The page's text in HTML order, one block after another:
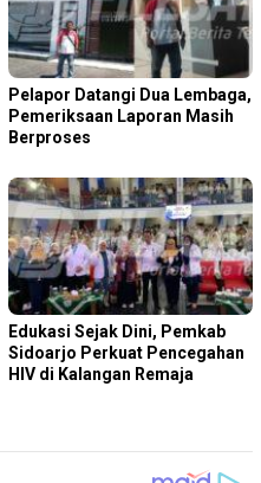
Pelapor Datangi Dua Lembaga,
Pemeriksaan Laporan Masih
Berproses
Edukasi Sejak Dini, Pemkab
Sidoarjo Perkuat Pencegahan
HIV di Kalangan Remaja